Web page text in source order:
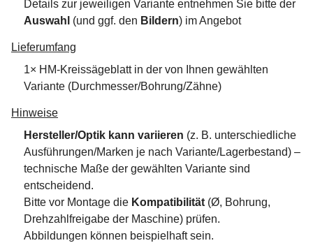
Details zur jeweiligen Variante entnehmen Sie bitte der
Auswahl (und ggf. den Bildern) im Angebot
Lieferumfang
1× HM-Kreissägeblatt in der von Ihnen gewählten
Variante (Durchmesser/Bohrung/Zähne)
Hinweise
Hersteller/Optik kann variieren (z. B. unterschiedliche
Ausführungen/Marken je nach Variante/Lagerbestand) –
technische Maße der gewählten Variante sind
entscheidend.
Bitte vor Montage die Kompatibilität (Ø, Bohrung,
Drehzahlfreigabe der Maschine) prüfen.
Abbildungen können beispielhaft sein.